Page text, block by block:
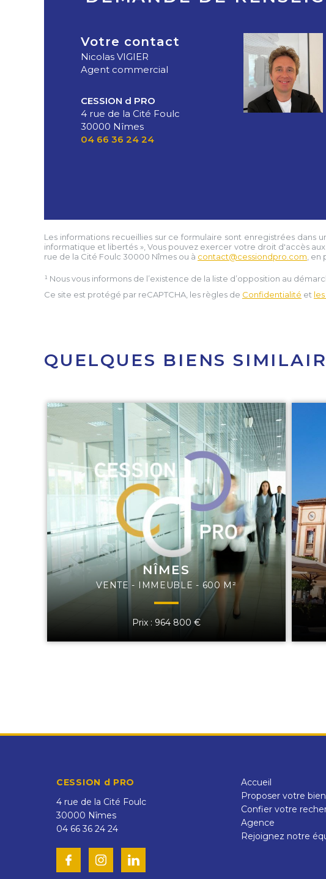
Votre contact
Nicolas VIGIER
Agent commercial
CESSION d PRO
4 rue de la Cité Foulc
30000 Nîmes
04 66 36 24 24
Les informations recueillies sur ce formulaire sont enregistrées dans
informatique et libertés », Vous pouvez exercer votre droit d'accès
rue de la Cité Foulc 30000 Nîmes ou à contact@cessiondpro.com ,
¹ Nous vous informons de l’existence de la liste d’opposition au
Ce site est protégé par reCAPTCHA, les règles de Confidentialité et
QUELQUES BIENS
NÎMES
VENTE - IMMEUBLE - 600 M²
Prix : 964 800 €
CESSION d PRO
4 rue de la Cité Foulc
30000 Nîmes
04 66 36 24 24
Accueil
Proposer votre bien
Confier votre
Agence
Rejoignez notre